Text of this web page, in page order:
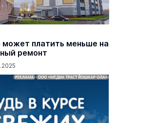
может платить меньше на
ремонт